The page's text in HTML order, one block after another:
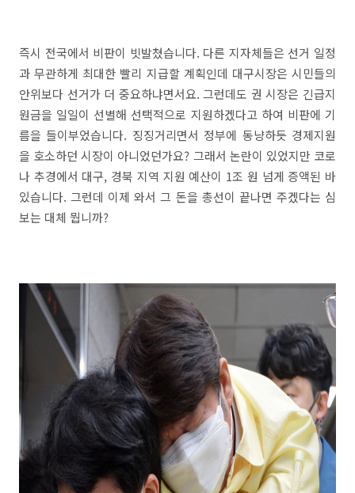
즉시 전국에서 비판이 빗발쳤습니다. 다른 지자체들은 선거 일정
과 무관하게 최대한 빨리 지급할 계획인데 대구시장은 시민들의
안위보다 선거가 더 중요하냐면서요. 그런데도 권 시장은 긴급지
원금을 일일이 선별해 선택적으로 지원하겠다고 하여 비판에 기
름을 들이부었습니다. 징징거리면서 정부에 동냥하듯 경제지원
을 호소하던 시장이 아니었던가요? 그래서 논란이 있었지만 코로
나 추경에서 대구, 경북 지역 지원 예산이 1조 원 넘게 증액된 바
있습니다. 그런데 이제 와서 그 돈을 총선이 끝나면 주겠다는 심
보는 대체 뭡니까?